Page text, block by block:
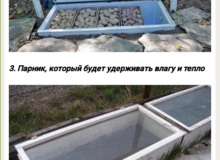
3. Парник, который будет удерживать влагу и тепло